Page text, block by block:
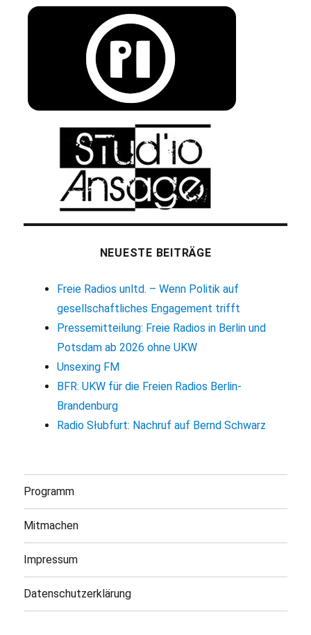
NEUESTE BEITRÄGE
Freie Radios unltd. – Wenn Politik auf
gesellschaftliches Engagement trifft
Pressemitteilung: Freie Radios in Berlin und
Potsdam ab 2026 ohne UKW
Unsexing FM
BFR: UKW für die Freien Radios Berlin-
Brandenburg
Radio Słubfurt: Nachruf auf Bernd Schwarz
Programm
Mitmachen
Impressum
Datenschutzerklärung